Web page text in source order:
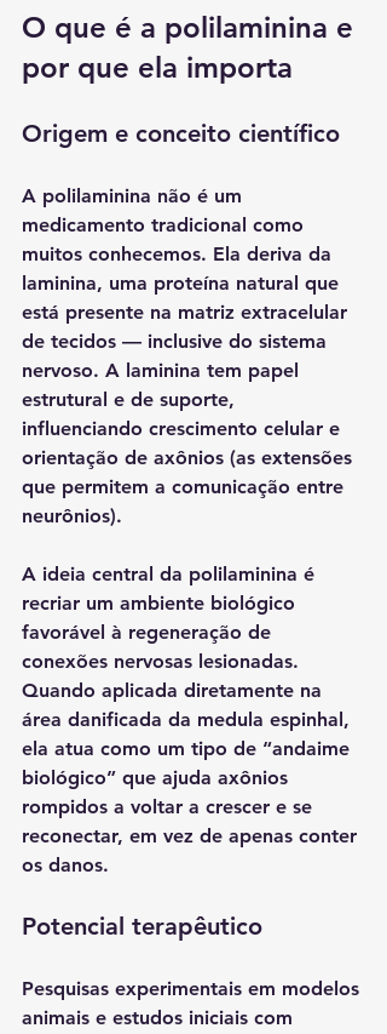
O que é a polilaminina e
por que ela importa
Origem e conceito científico
A polilaminina não é um
medicamento tradicional como
muitos conhecemos. Ela deriva da
laminina, uma proteína natural que
está presente na matriz extracelular
de tecidos — inclusive do sistema
nervoso. A laminina tem papel
estrutural e de suporte,
influenciando crescimento celular e
orientação de axônios (as extensões
que permitem a comunicação entre
neurônios).
A ideia central da polilaminina é
recriar um ambiente biológico
favorável à regeneração de
conexões nervosas lesionadas.
Quando aplicada diretamente na
área danificada da medula espinhal,
ela atua como um tipo de “andaime
biológico” que ajuda axônios
rompidos a voltar a crescer e se
reconectar, em vez de apenas conter
os danos.
Potencial terapêutico
Pesquisas experimentais em modelos
animais e estudos iniciais com